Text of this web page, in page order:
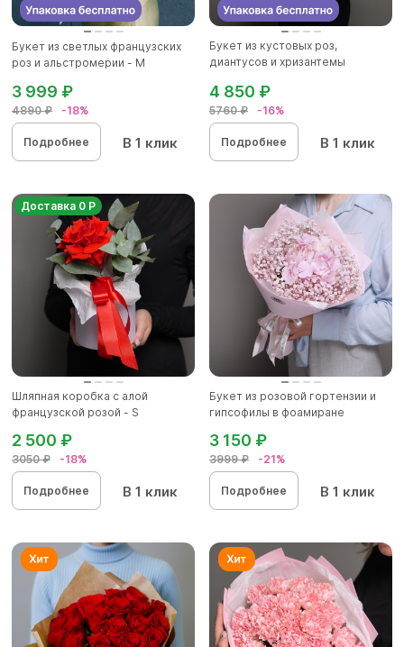
Букет из светлых французских
роз и альстромерии - М
4890 ₽ -18%
3 999 ₽
Подробнее В 1 клик
Букет из кустовых роз,
диантусов и хризантемы
5760 ₽ -16%
4 850 ₽
Подробнее В 1 клик
Доставка 0 Р
Шляпная коробка с алой
французской розой - S
3050 ₽ -18%
2 500 ₽
Подробнее В 1 клик
Букет из розовой гортензии и
гипсофилы в фоамиране
3999 ₽ -21%
3 150 ₽
Подробнее В 1 клик